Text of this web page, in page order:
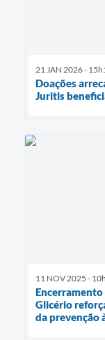
21 JAN 2026 -
Doações
Juritis
11 NOV 2025 -
Glicério
da prevenção